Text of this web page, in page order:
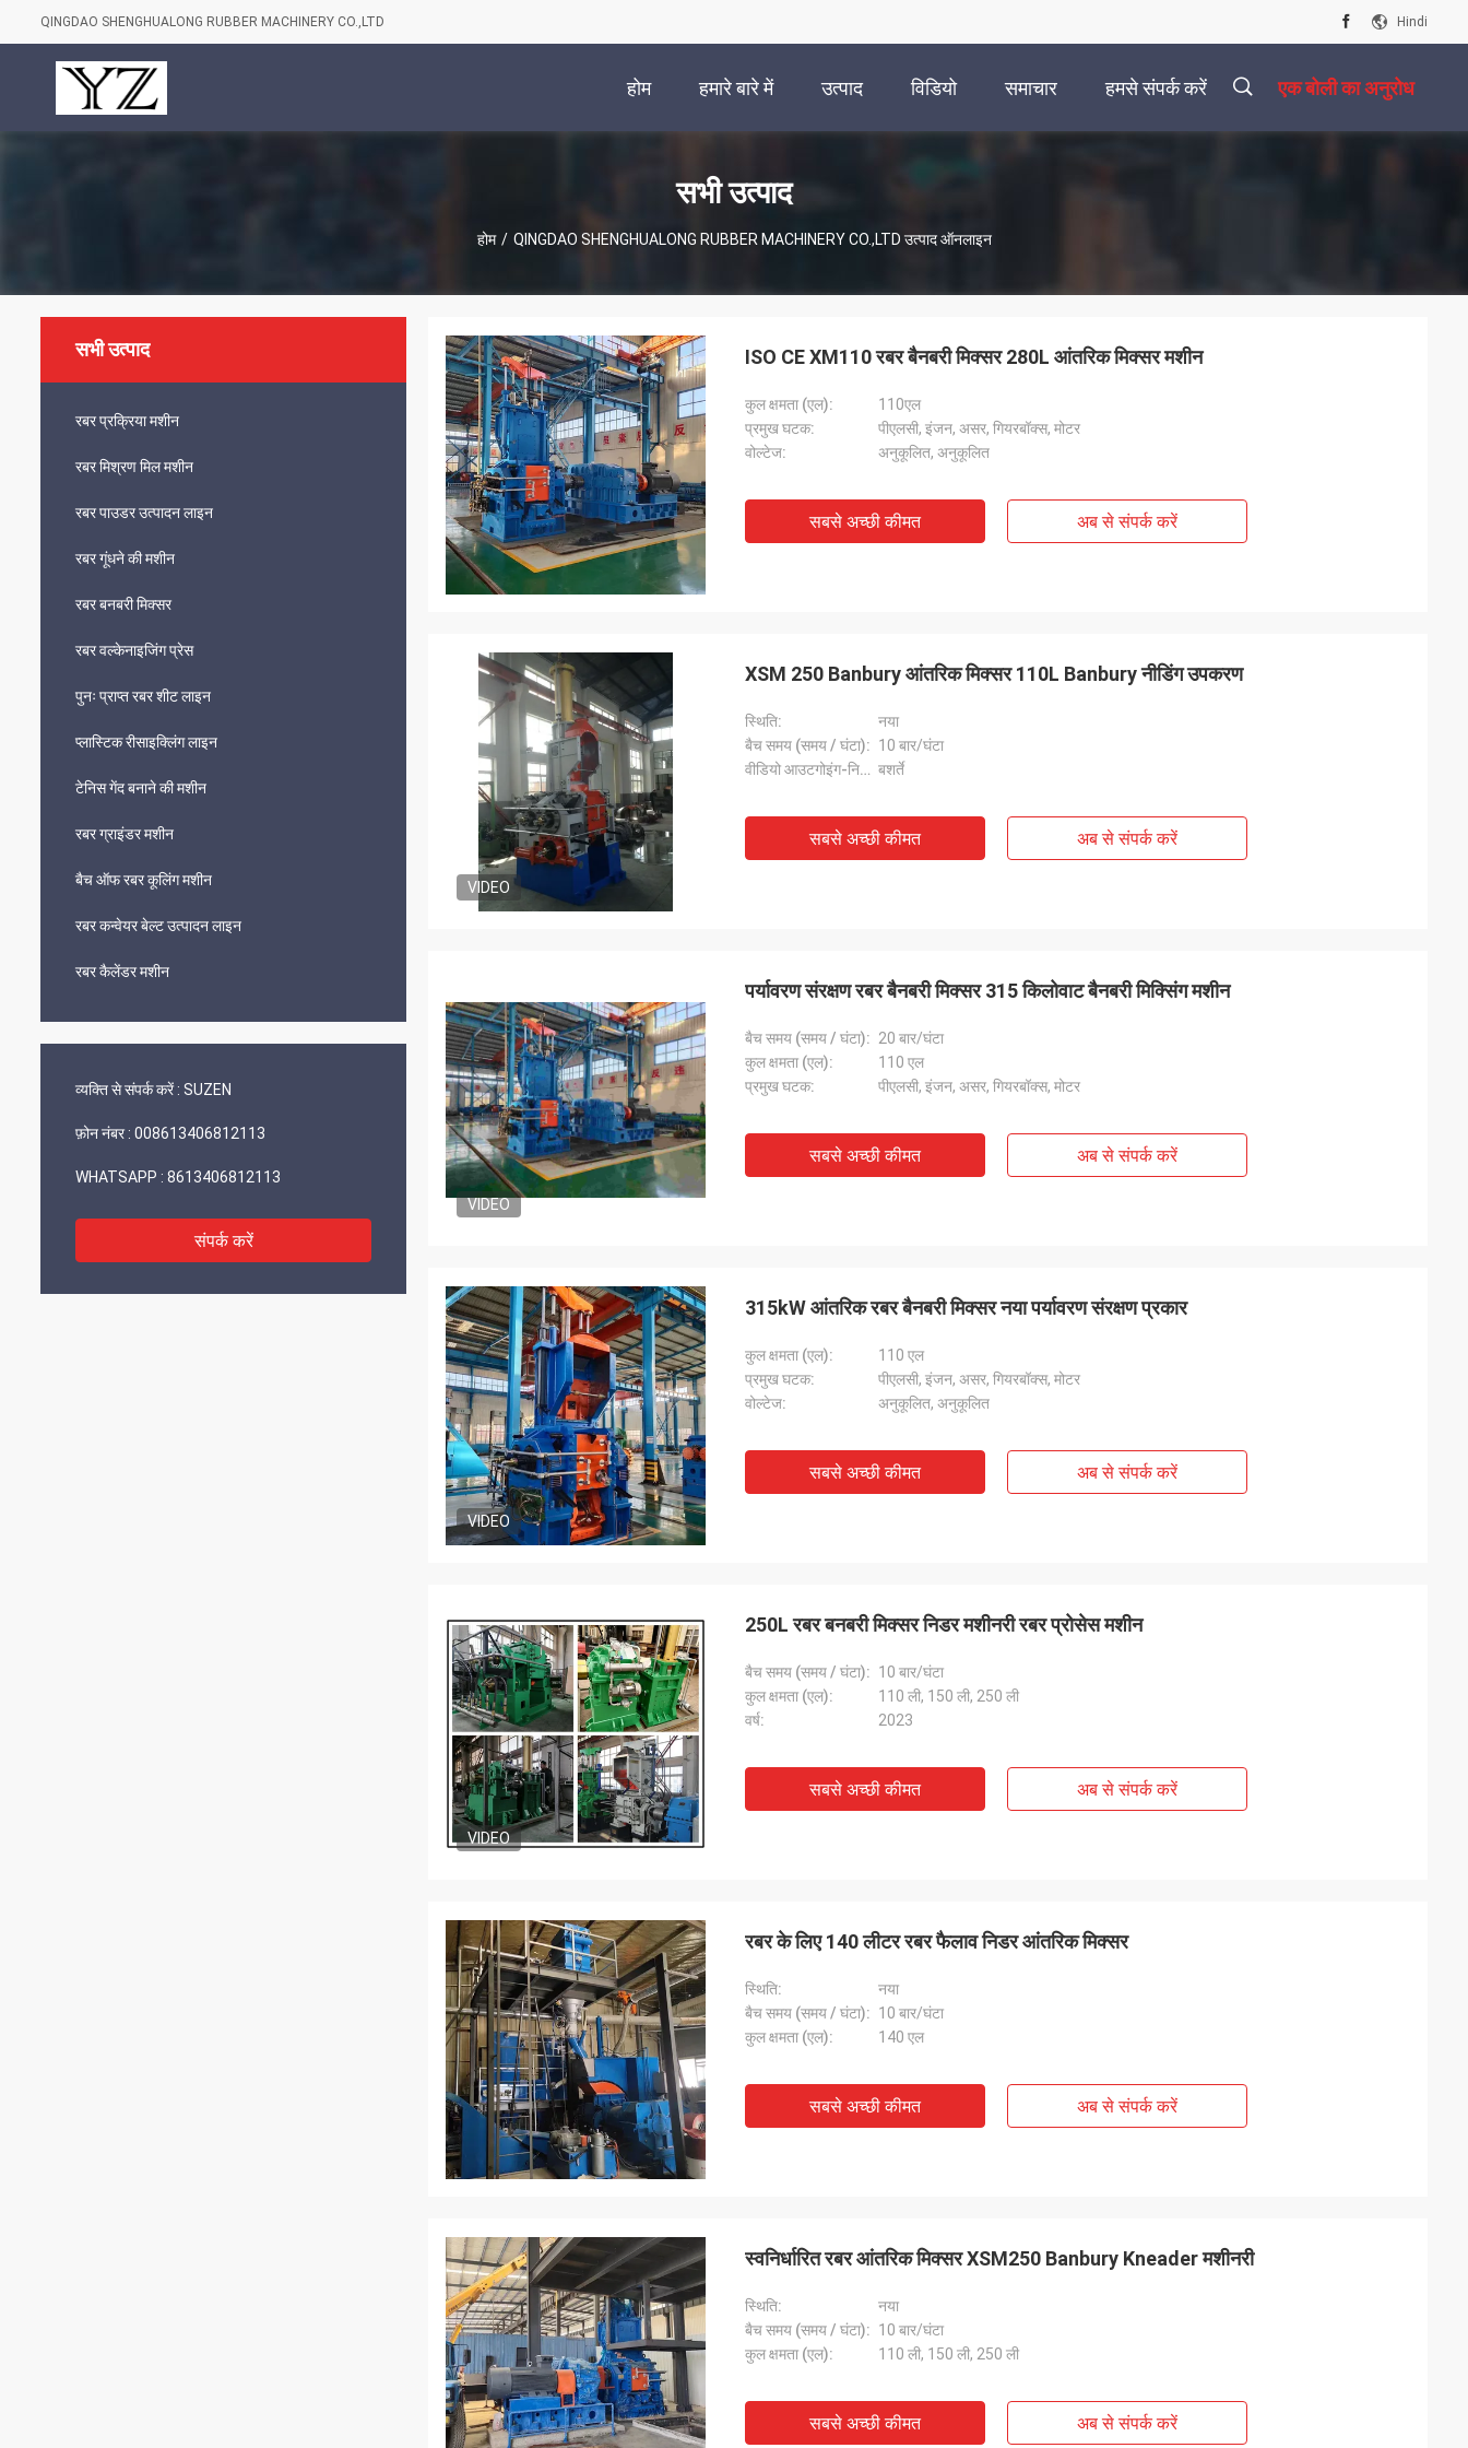
QINGDAO SHENGHUALONG RUBBER MACHINERY CO.,LTD Hindi
होम हमारे बारे में उत्पाद विडियो समाचार हमसे संपर्क करें एक बोली का अनुरोध
सभी उत्पाद
होम / QINGDAO SHENGHUALONG RUBBER MACHINERY CO.,LTD उत्पाद ऑनलाइन
सभी उत्पाद
रबर प्रक्रिया मशीन
रबर मिश्रण मिल मशीन
रबर पाउडर उत्पादन लाइन
रबर गूंधने की मशीन
रबर बनबरी मिक्सर
रबर वल्केनाइजिंग प्रेस
पुनः प्राप्त रबर शीट लाइन
प्लास्टिक रीसाइक्लिंग लाइन
टेनिस गेंद बनाने की मशीन
रबर ग्राइंडर मशीन
बैच ऑफ रबर कूलिंग मशीन
रबर कन्वेयर बेल्ट उत्पादन लाइन
रबर कैलेंडर मशीन
व्यक्ति से संपर्क करें : SUZEN
फ़ोन नंबर : 008613406812113
WHATSAPP : 8613406812113
संपर्क करें
ISO CE XM110 रबर बैनबरी मिक्सर 280L आंतरिक मिक्सर मशीन
कुल क्षमता (एल):
110एल
प्रमुख घटक:
पीएलसी, इंजन, असर, गियरबॉक्स, मोटर
वोल्टेज:
अनुकूलित, अनुकूलित
सबसे अच्छी कीमत अब से संपर्क करें
VIDEO
XSM 250 Banbury आंतरिक मिक्सर 110L Banbury नीडिंग उपकरण
स्थिति:
नया
बैच समय (समय / घंटा): 10 बार/घंटा
वीडियो आउटगोइंग-निरीक्षण: बशर्ते
सबसे अच्छी कीमत अब से संपर्क करें
VIDEO
पर्यावरण संरक्षण रबर बैनबरी मिक्सर 315 किलोवाट बैनबरी मिक्सिंग मशीन
बैच समय (समय / घंटा): 20 बार/घंटा
कुल क्षमता (एल):
110 एल
प्रमुख घटक:
पीएलसी, इंजन, असर, गियरबॉक्स, मोटर
सबसे अच्छी कीमत अब से संपर्क करें
VIDEO
315kW आंतरिक रबर बैनबरी मिक्सर नया पर्यावरण संरक्षण प्रकार
कुल क्षमता (एल):
110 एल
प्रमुख घटक:
पीएलसी, इंजन, असर, गियरबॉक्स, मोटर
वोल्टेज:
अनुकूलित, अनुकूलित
सबसे अच्छी कीमत अब से संपर्क करें
VIDEO
250L रबर बनबरी मिक्सर निडर मशीनरी रबर प्रोसेस मशीन
बैच समय (समय / घंटा): 10 बार/घंटा
कुल क्षमता (एल):
110 ली, 150 ली, 250 ली
वर्ष:
2023
सबसे अच्छी कीमत अब से संपर्क करें
रबर के लिए 140 लीटर रबर फैलाव निडर आंतरिक मिक्सर
स्थिति:
नया
बैच समय (समय / घंटा): 10 बार/घंटा
कुल क्षमता (एल):
140 एल
सबसे अच्छी कीमत अब से संपर्क करें
स्वनिर्धारित रबर आंतरिक मिक्सर XSM250 Banbury Kneader मशीनरी
स्थिति:
नया
बैच समय (समय / घंटा): 10 बार/घंटा
कुल क्षमता (एल):
110 ली, 150 ली, 250 ली
सबसे अच्छी कीमत अब से संपर्क करें